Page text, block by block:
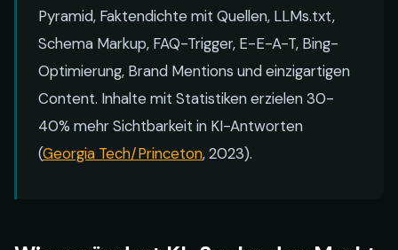
Pyramid, Faktendichte mit Quellen, LLMs.txt,
Schema Markup, FAQ-Trigger, E-E-A-T, Bing-
Optimierung, Brand Mentions und einzigartigen
Content. Inhalte mit Statistiken erzielen 30-
40% mehr Sichtbarkeit in KI-Antworten
(Georgia Tech/Princeton, 2023).